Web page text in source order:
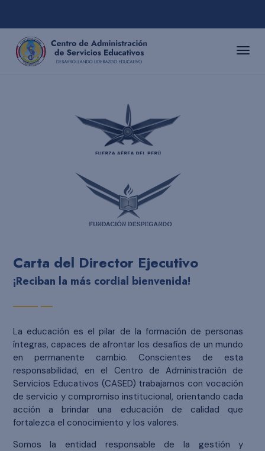
Carta del Director Ejecutivo
¡Reciban la más cordial bienvenida!
La educación es el pilar de la formación de personas
íntegras, capaces de afrontar los desafíos de un mundo
en permanente cambio. Conscientes de esta
responsabilidad, en el Centro de Administración de
Servicios Educativos (CASED) trabajamos con vocación
de servicio y compromiso institucional, orientando cada
acción a brindar una educación de calidad que
fortalezca el conocimiento y los valores.
Somos la entidad responsable de la gestión y